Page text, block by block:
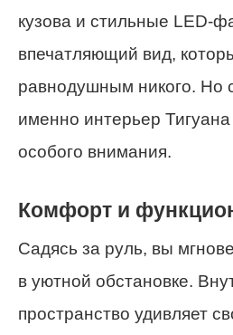
кузова и стильные LED-
впечатляющий вид,
равнодушным никого. Но
именно интерьер
особого внимания.
Комфорт и
Садясь за руль, вы
в уютной обстановке.
пространство удивляет